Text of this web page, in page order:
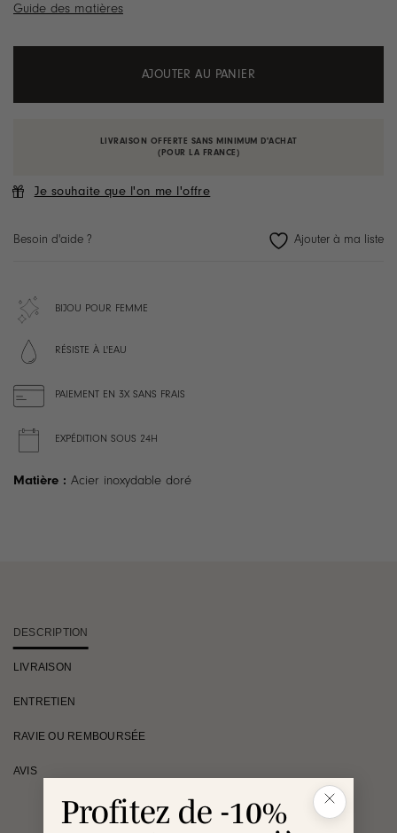
Profitez de -10%
Guide des matières
AJOUTER AU PANIER
LIVRAISON OFFERTE SANS MINIMUM D'ACHAT
(POUR LA FRANCE)
Je souhaite que l'on me l'offre
Besoin d'aide ?
BIJOU POUR FEMME
RÉSISTE À L'EAU
PAIEMENT EN 3X SANS FRAIS
EXPÉDITION SOUS 24H
Matière : Acier inoxydable doré
DESCRIPTION
LIVRAISON
ENTRETIEN
RAVIE OU REMBOURSÉE
AVIS